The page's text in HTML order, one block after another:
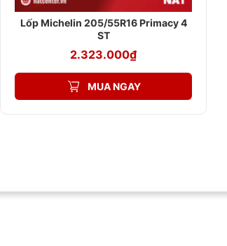
Lốp Michelin 205/55R16 Primacy 4
ST
2.323.000₫
MUA NGAY